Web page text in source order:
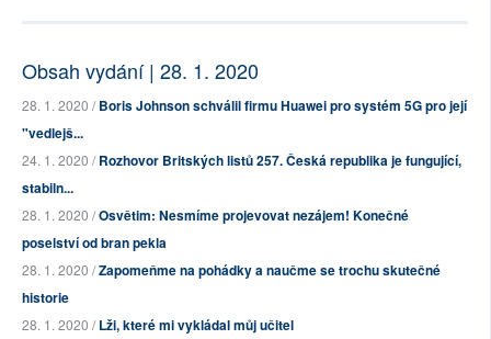
Obsah vydání | 28. 1. 2020
28. 1. 2020 /Boris Johnson schválil firmu Huawei pro systém 5G pro její
"vedlejš...
24. 1. 2020 /Rozhovor Britských listů 257. Česká republika je fungující,
stabiln...
28. 1. 2020 /Osvětim: Nesmíme projevovat nezájem! Konečné
poselství od bran pekla
28. 1. 2020 /Zapomeňme na pohádky a naučme se trochu skutečné
historie
28. 1. 2020 /Lži, které mi vykládal můj učitel